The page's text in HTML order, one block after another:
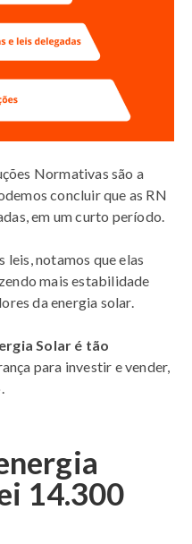
Normativas são a
concluir que as RN
em um curto período.
leis, notamos que elas
mais estabilidade
da energia solar.
Solar é tão
para investir e vender,
14.300